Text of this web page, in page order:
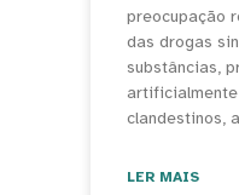
preocupação
das drogas
substâncias,
clandestinos,
LER MAIS